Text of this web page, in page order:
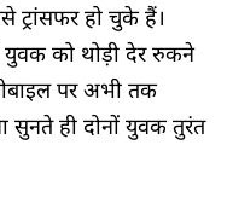
ट्रांसफर हो चुके हैं।
को थोड़ी देर रुकने
पर अभी तक
सुनते ही दोनों युवक तुरंत